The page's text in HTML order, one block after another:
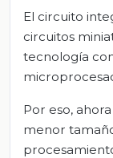
El circuito
circuitos
tecnología
Por eso,
menor